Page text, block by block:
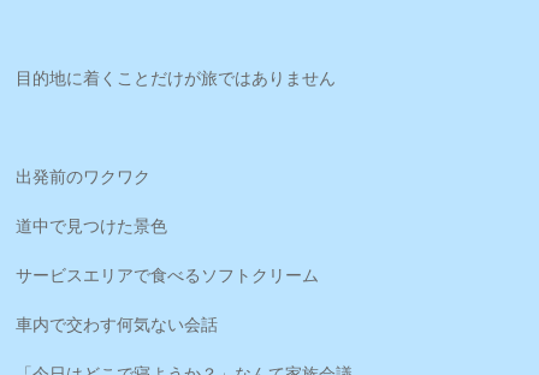
目的地に着くことだけが旅ではありません
出発前のワクワク
道中で見つけた景色
サービスエリアで食べるソフトクリーム
車内で交わす何気ない会話